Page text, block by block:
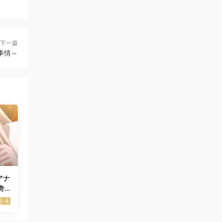
下一篇
情～
ナ
4